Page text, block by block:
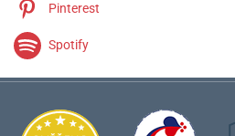
Pinterest
Spotify